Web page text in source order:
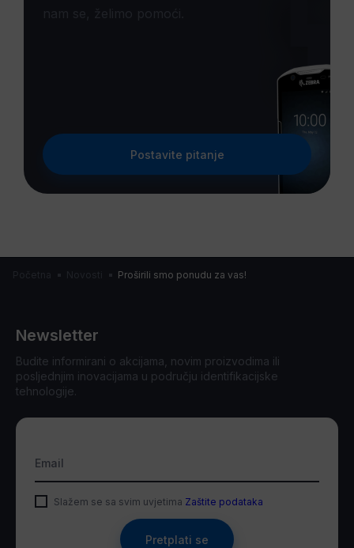
Postavite pitanje
Proširili smo ponudu za vas!
Newsletter
Budite informirani o akcijama, novim proizvodima ili
posljednjim inovacijama u području identifikacijske
tehnologije.
Email
Slažem se sa svim uvjetima Zaštite podataka
Pretplati se